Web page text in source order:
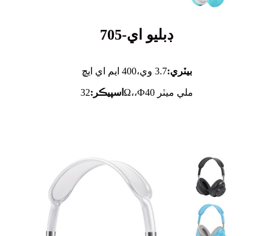
ڊبليو اي-705
بيٽري:3.7 وي، 400 ايم اي ايڇ
اسپيڪر: 32Ω،،Ф40 ملي ميٽر